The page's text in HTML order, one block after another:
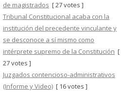
de magistrados [ 27 votes ]
Tribunal Constitucional acaba con la
institución del precedente vinculante y
se desconoce a sí mismo como
intérprete supremo de la Constitución [
27 votes ]
Juzgados contencioso-administrativos
(Informe y Video) [ 16 votes ]